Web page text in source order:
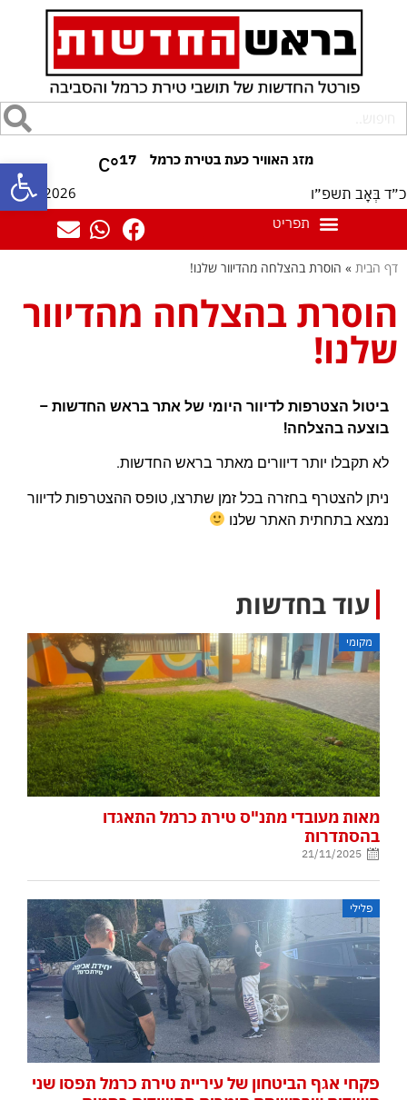
פתח 17
°C
כ״ד בְּאָב תשפ״ו 07/08/2026
דף הבית » הוסרת בהצלחה מהדיוור שלנו!
הוסרת בהצלחה מהדיוור
שלנו!
ביטול הצטרפות לדיוור היומי של אתר בראש החדשות –
בוצעה בהצלחה!
לא תקבלו יותר דיוורים מאתר בראש החדשות.
ניתן להצטרף בחזרה בכל זמן שתרצו, טופס ההצטרפות לדיוור
נמצא בתחתית האתר שלנו
עוד בחדשות
מקומי
מאות מעובדי מתנ"ס טירת כרמל התאגדו
בהסתדרות
21/11/2025
פלילי
פקחי אגף הביטחון של עיריית טירת כרמל תפסו שני